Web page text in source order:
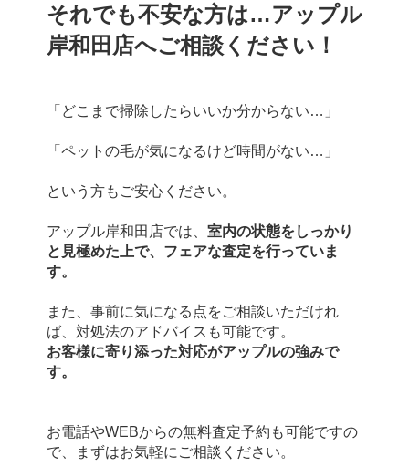
それでも不安な方は…アップル
岸和田店へご相談ください！
「どこまで掃除したらいいか分からない…」
「ペットの毛が気になるけど時間がない…」
という方もご安心ください。
アップル岸和田店では、 室内の状態をしっかり
と見極めた上で、フェアな査定を行っていま
す。
また、事前に気になる点をご相談いただけれ
ば、対処法のアドバイスも可能です。
お客様に寄り添った対応がアップルの強みで
す。
お電話やWEBからの無料査定予約も可能ですの
で、まずはお気軽にご相談ください。